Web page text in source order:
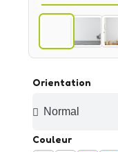
Orientation
Couleur